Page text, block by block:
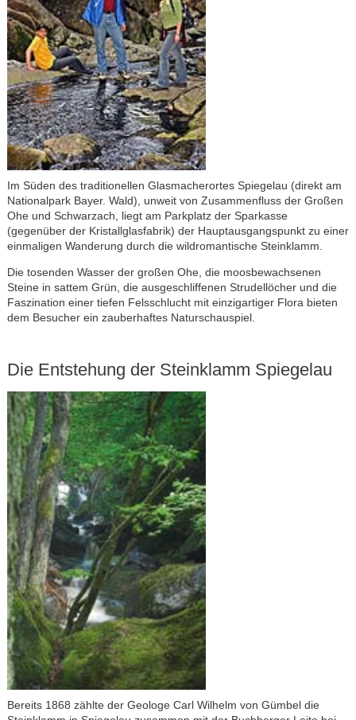
Im Süden des traditionellen Glasmacherortes Spiegelau (direkt am
Nationalpark Bayer. Wald), unweit von Zusammenfluss der Großen
Ohe und Schwarzach, liegt am Parkplatz der Sparkasse
(gegenüber der Kristallglasfabrik) der Hauptausgangspunkt zu einer
einmaligen Wanderung durch die wildromantische Steinklamm.
Die tosenden Wasser der großen Ohe, die moosbewachsenen
Steine in sattem Grün, die ausgeschliffenen Strudellöcher und die
Faszination einer tiefen Felsschlucht mit einzigartiger Flora bieten
dem Besucher ein zauberhaftes Naturschauspiel.
Die Entstehung der Steinklamm Spiegelau
Bereits 1868 zählte der Geologe Carl Wilhelm von Gümbel die